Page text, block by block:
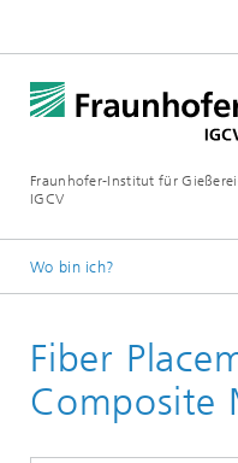
Fraunhofer-Institut für
IGCV
Wo bin ich?
Themen und
Compositetechnik
Fiber
Composite